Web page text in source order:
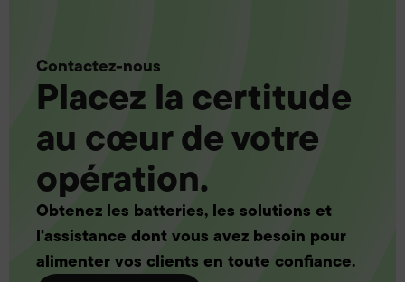
Contactez-nous
Placez la certitude
au cœur de votre
opération.
Obtenez les batteries, les solutions et
l'assistance dont vous avez besoin pour
alimenter vos clients en toute confiance.